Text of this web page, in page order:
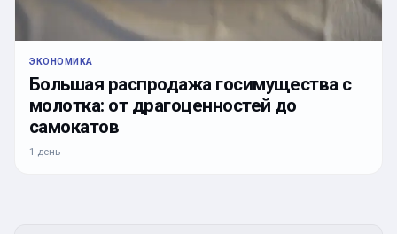
ЭКОНОМИКА
Большая распродажа госимущества с
молотка: от драгоценностей до
самокатов
1 день